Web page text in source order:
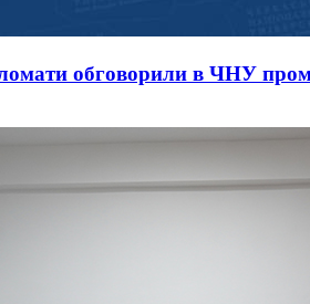
обговорили в ЧНУ